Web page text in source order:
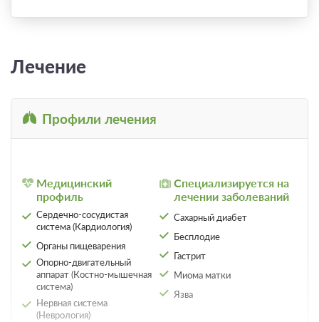
Лечение
Профили лечения
Медицинский
профиль
Сердечно-сосудистая
система (Кардиология)
Органы пищеварения
Опорно-двигательный
аппарат (Костно-мышечная
система)
Нервная система
(Неврология)
Специализируется на
лечении заболеваний
Сахарный диабет
Бесплодие
Гастрит
Миома матки
Язва